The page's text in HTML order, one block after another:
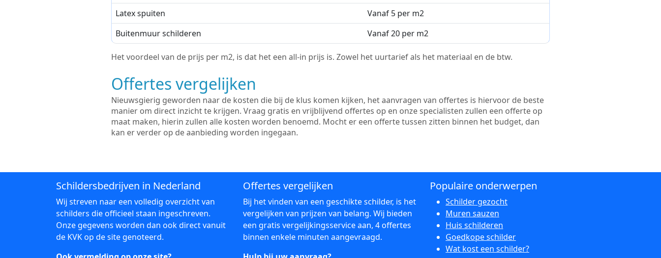
Latex spuiten
Vanaf 5 per m2
Buitenmuur schilderen
Vanaf 20 per m2
Het voordeel van de prijs per m2, is dat het een all-in prijs is. Zowel het uurtarief als het materiaal en de btw.
Offertes vergelijken
Nieuwsgierig geworden naar de kosten die bij de klus komen kijken, het aanvragen van offertes is hiervoor de beste
manier om direct inzicht te krijgen. Vraag gratis en vrijblijvend offertes op en onze specialisten zullen een offerte op
maat maken, hierin zullen alle kosten worden benoemd. Mocht er een offerte tussen zitten binnen het budget, dan
kan er verder op de aanbieding worden ingegaan.
Schildersbedrijven in Nederland
Wij streven naar een volledig overzicht van
schilders die officieel staan ingeschreven.
Onze gegevens worden dan ook direct vanuit
de KVK op de site genoteerd.
Offertes vergelijken
Bij het vinden van een geschikte schilder, is het
vergelijken van prijzen van belang. Wij bieden
een gratis vergelijkingsservice aan, 4 offertes
binnen enkele minuten aangevraagd.
Populaire onderwerpen
Schilder gezocht
Muren sauzen
Huis schilderen
Goedkope schilder
Wat kost een schilder?